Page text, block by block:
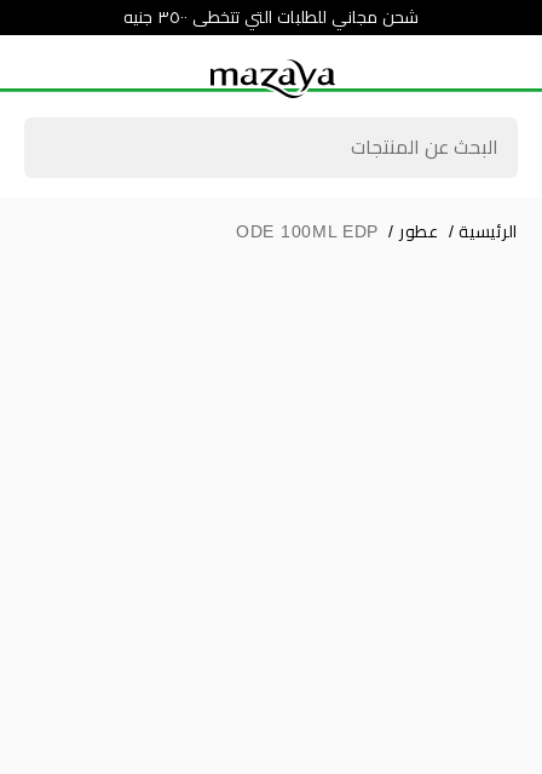
شحن مجاني للطلبات التي تتخطى ٣٥٠٠ جنيه
الرئيسية / عطور /
ODE 100ML EDP